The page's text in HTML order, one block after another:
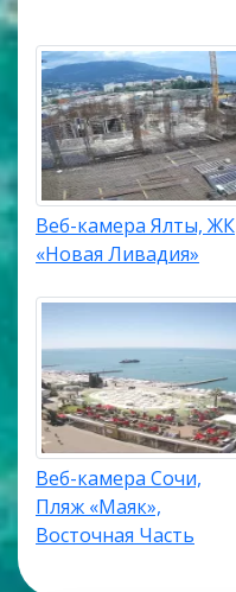
Веб-камера Ялты, ЖК
«Новая Ливадия»
Веб-камера Сочи,
Пляж «Маяк»,
Восточная Часть